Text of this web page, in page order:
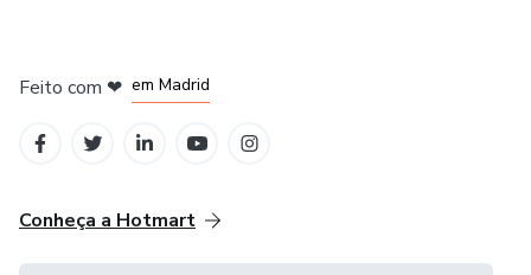
Oftalmologia
Oncologia
Ortopedia
Feito com ❤ em Madrid
Conheça a Hotmart